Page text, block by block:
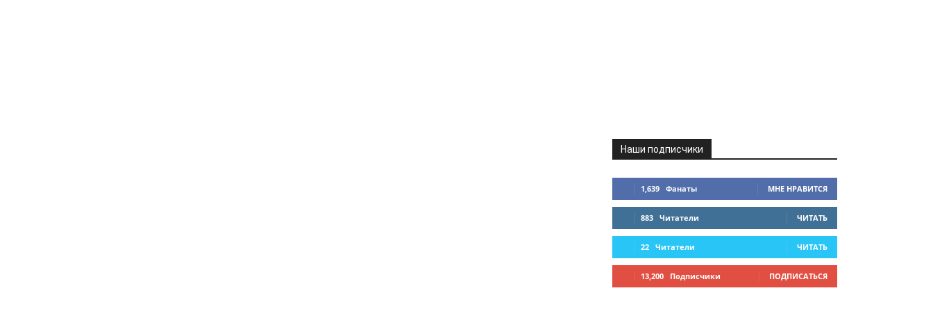
Наши подписчики
1,639 Фанаты МНЕ НРАВИТСЯ
883 Читатели ЧИТАТЬ
22 Читатели ЧИТАТЬ
13,200 Подписчики ПОДПИСАТЬСЯ